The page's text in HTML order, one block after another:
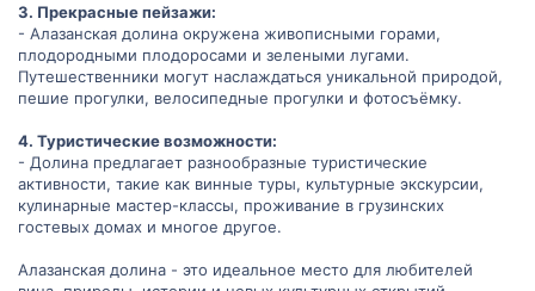
3. Прекрасные пейзажи:
- Алазанская долина окружена живописными горами,
плодородными плодоросами и зелеными лугами.
Путешественники могут наслаждаться уникальной природой,
пешие прогулки, велосипедные прогулки и фотосъёмку.
4. Туристические возможности:
- Долина предлагает разнообразные туристические
активности, такие как винные туры, культурные экскурсии,
кулинарные мастер-классы, проживание в грузинских
гостевых домах и многое другое.
Алазанская долина - это идеальное место для любителей